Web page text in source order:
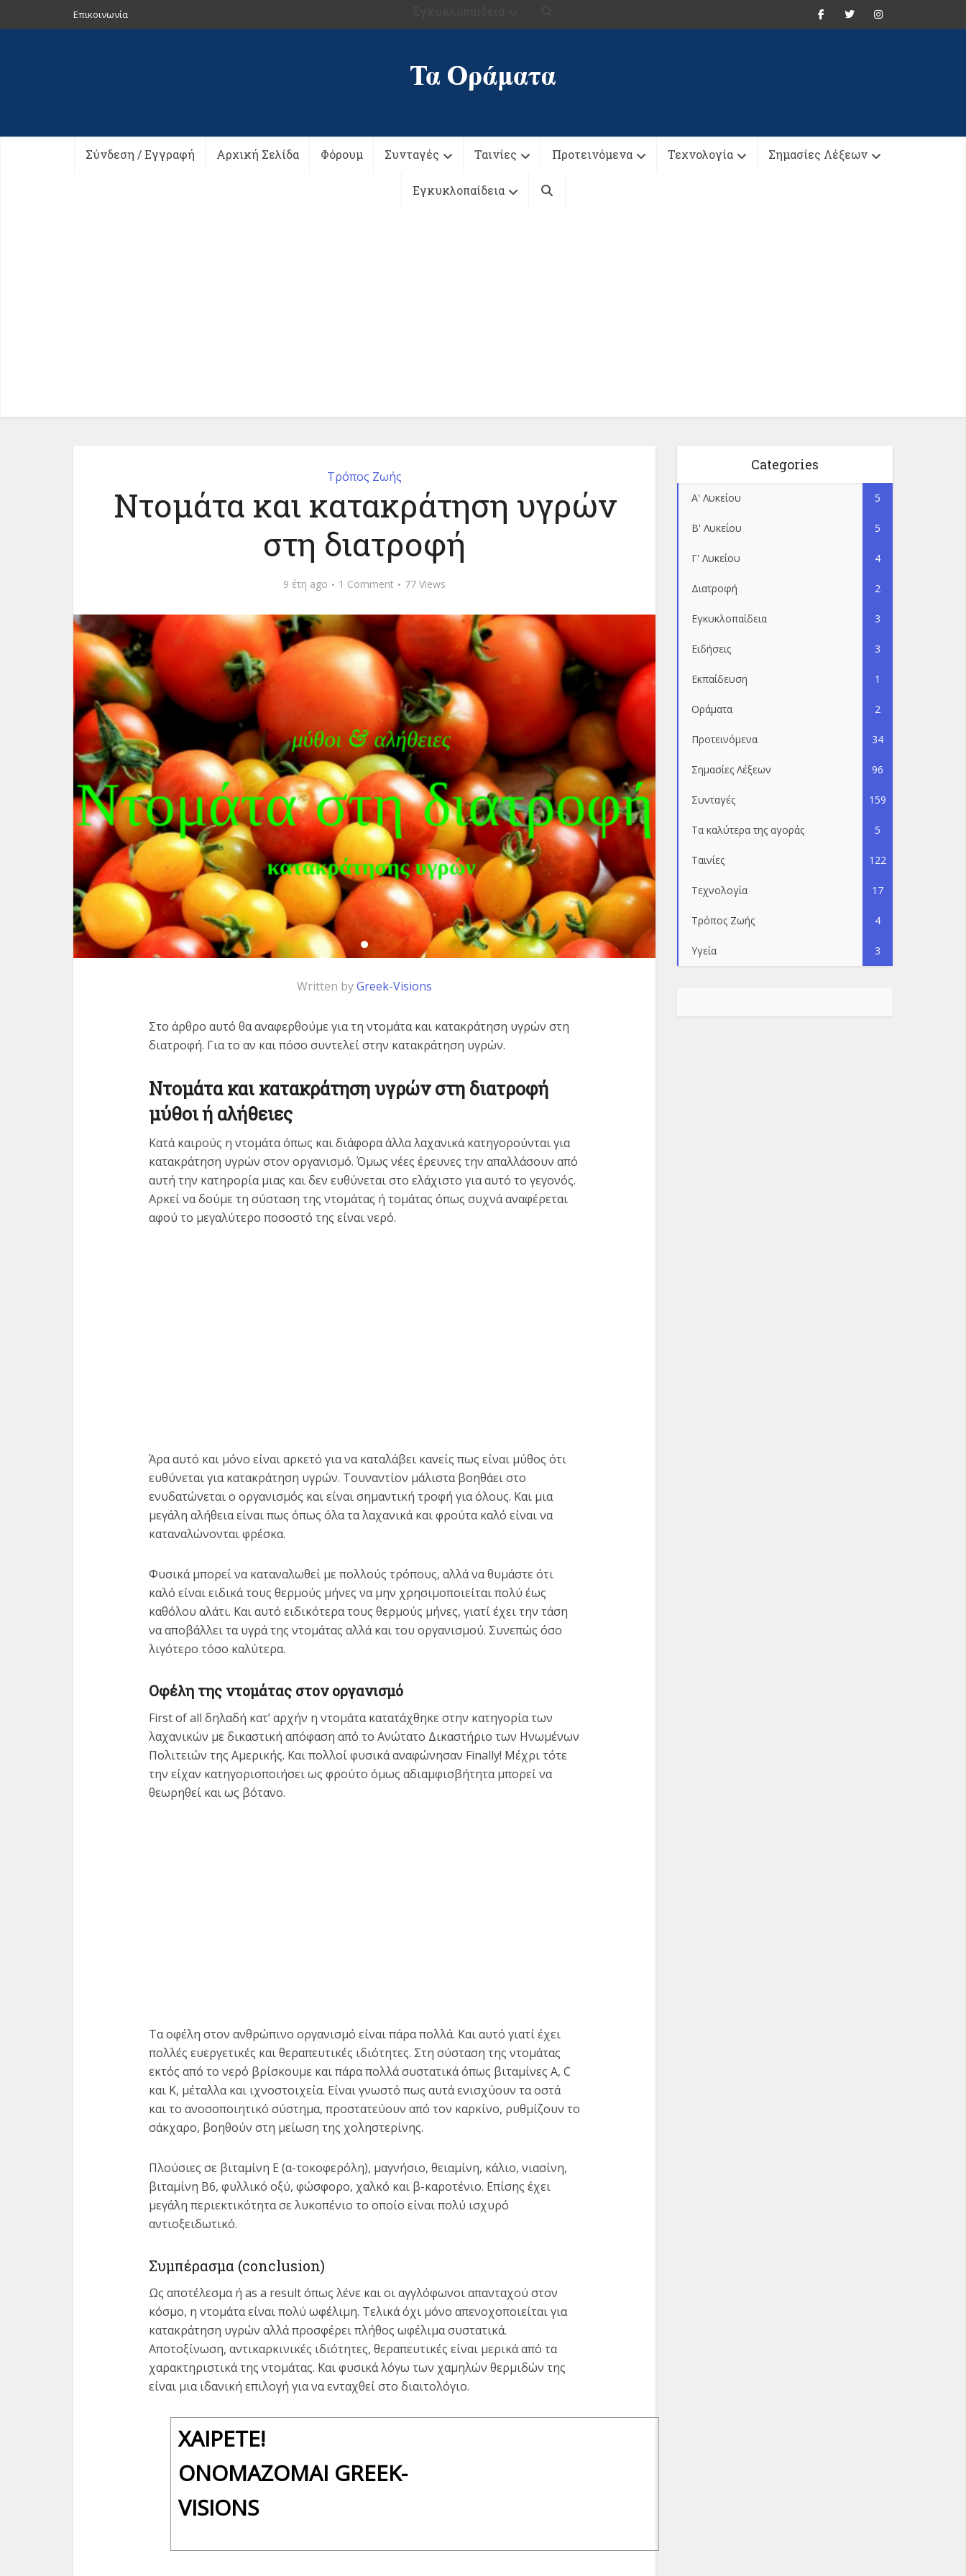
Επικοινωνία
Σύνδεση / Εγγραφή Αρχική Σελίδα Φόρουμ Συνταγές Ταινίες Προτεινόμενα Τεχνολογία Σημασίες Λέξεων
Εγκυκλοπαίδεια
Τρόπος Ζωής
Ντομάτα και κατακράτηση υγρών
στη διατροφή
9 έτη ago 1 Comment 77 Views
Written byGreek-Visions
Στο άρθρο αυτό θα αναφερθούμε για τη ντομάτα και κατακράτηση υγρών στη
διατροφή. Για το αν και πόσο συντελεί στην κατακράτηση υγρών.
Ντομάτα και κατακράτηση υγρών στη διατροφή
μύθοι ή αλήθειες
Κατά καιρούς η ντομάτα όπως και διάφορα άλλα λαχανικά κατηγορούνται για
κατακράτηση υγρών στον οργανισμό. Όμως νέες έρευνες την απαλλάσουν από
αυτή την κατηρορία μιας και δεν ευθύνεται στο ελάχιστο για αυτό το γεγονός.
Αρκεί να δούμε τη σύσταση της ντομάτας ή τομάτας όπως συχνά αναφέρεται
αφού το μεγαλύτερο ποσοστό της είναι νερό.
Άρα αυτό και μόνο είναι αρκετό για να καταλάβει κανείς πως είναι μύθος ότι
ευθύνεται για κατακράτηση υγρών. Τουναντίον μάλιστα βοηθάει στο
ενυδατώνεται ο οργανισμός και είναι σημαντική τροφή για όλους. Και μια
μεγάλη αλήθεια είναι πως όπως όλα τα λαχανικά και φρούτα καλό είναι να
καταναλώνονται φρέσκα.
Φυσικά μπορεί να καταναλωθεί με πολλούς τρόπους, αλλά να θυμάστε ότι
καλό είναι ειδικά τους θερμούς μήνες να μην χρησιμοποιείται πολύ έως
καθόλου αλάτι. Και αυτό ειδικότερα τους θερμούς μήνες, γιατί έχει την τάση
να αποβάλλει τα υγρά της ντομάτας αλλά και του οργανισμού. Συνεπώς όσο
λιγότερο τόσο καλύτερα.
Οφέλη της ντομάτας στον οργανισμό
First of all δηλαδή κατ’ αρχήν η ντομάτα κατατάχθηκε στην κατηγορία των
λαχανικών με δικαστική απόφαση από το Ανώτατο Δικαστήριο των Ηνωμένων
Πολιτειών της Αμερικής. Και πολλοί φυσικά αναφώνησαν Finally! Μέχρι τότε
την είχαν κατηγοριοποιήσει ως φρούτο όμως αδιαμφισβήτητα μπορεί να
θεωρηθεί και ως βότανο.
Τα οφέλη στον ανθρώπινο οργανισμό είναι πάρα πολλά. Και αυτό γιατί έχει
πολλές ευεργετικές και θεραπευτικές ιδιότητες. Στη σύσταση της ντομάτας
εκτός από το νερό βρίσκουμε και πάρα πολλά συστατικά όπως βιταμίνες Α, C
και Κ, μέταλλα και ιχνοστοιχεία. Είναι γνωστό πως αυτά ενισχύουν τα οστά
και το ανοσοποιητικό σύστημα, προστατεύουν από τον καρκίνο, ρυθμίζουν το
σάκχαρο, βοηθούν στη μείωση της χοληστερίνης.
Πλούσιες σε βιταμίνη Ε (α-τοκοφερόλη), μαγνήσιο, θειαμίνη, κάλιο, νιασίνη,
βιταμίνη Β6, φυλλικό οξύ, φώσφορο, χαλκό και β-καροτένιο. Επίσης έχει
μεγάλη περιεκτικότητα σε λυκοπένιο το οποίο είναι πολύ ισχυρό
αντιοξειδωτικό.
Συμπέρασμα (conclusion)
Ως αποτέλεσμα ή as a result όπως λένε και οι αγγλόφωνοι απανταχού στον
κόσμο, η ντομάτα είναι πολύ ωφέλιμη. Τελικά όχι μόνο απενοχοποιείται για
κατακράτηση υγρών αλλά προσφέρει πλήθος ωφέλιμα συστατικά.
Αποτοξίνωση, αντικαρκινικές ιδιότητες, θεραπευτικές είναι μερικά από τα
χαρακτηριστικά της ντομάτας. Και φυσικά λόγω των χαμηλών θερμιδών της
είναι μια ιδανική επιλογή για να ενταχθεί στο διαιτολόγιο.
ΧΑΊΡΕΤΕ!
ΟΝΟΜΆΖΟΜΑΙ GREEK-
VISIONS
Categories
Α' Λυκείου 5
Β' Λυκείου 5
Γ' Λυκείου 4
Διατροφή 2
Εγκυκλοπαίδεια 3
Ειδήσεις 3
Εκπαίδευση 1
Οράματα 2
Προτεινόμενα 34
Σημασίες Λέξεων 96
Συνταγές 159
Τα καλύτερα της αγοράς 5
Ταινίες 122
Τεχνολογία 17
Τρόπος Ζωής 4
Υγεία 3